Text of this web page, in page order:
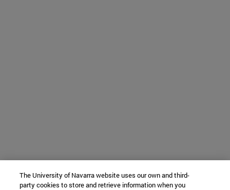
The University of Navarra website uses our own and third-
party cookies to store and retrieve information when you